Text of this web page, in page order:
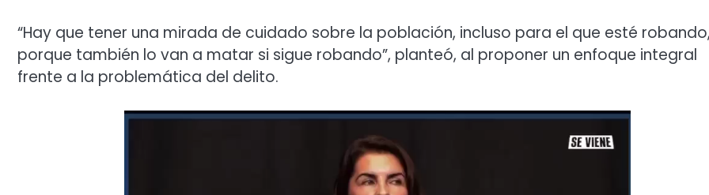
“Hay que tener una mirada de cuidado sobre la población, incluso para el que esté
porque también lo van a matar si sigue robando”, planteó, al proponer un enfoque integral
frente a la problemática del delito.
Reproductor
de
video